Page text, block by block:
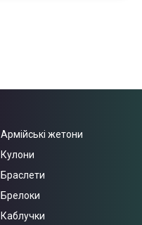
Армійські жетони
Кулони
Браслети
Брелоки
Каблучки